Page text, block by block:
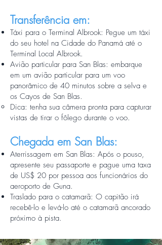
Transferência em:
Táxi para o Terminal Albrook: Pegue um táxi
do seu hotel na Cidade do Panamá até o
Terminal Local Albrook.
Avião particular para San Blas: embarque
em um avião particular para um voo
panorâmico de 40 minutos sobre a selva e
os Cayos de San Blas.
Dica: tenha sua câmera pronta para capturar
vistas de tirar o fôlego durante o voo.
Chegada em San Blas:
Aterrissagem em San Blas: Após o pouso,
apresente seu passaporte e pague uma taxa
de US$ 20 por pessoa aos funcionários do
aeroporto de Guna.
Traslado para o catamarã: O capitão irá
recebê-lo e levá-lo até o catamarã ancorado
próximo à pista.